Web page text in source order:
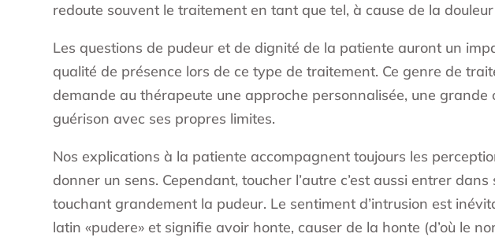
redoute souvent le traitement en tant que tel, à cause de la
Les questions de pudeur et de dignité de la patiente auront un
qualité de présence lors de ce type de traitement. Ce genre de
demande au thérapeute une approche personnalisée, une
guérison avec ses propres limites.
Nos explications à la patiente accompagnent toujours les
donner un sens. Cependant, toucher l’autre c’est aussi entrer
touchant grandement la pudeur. Le sentiment d’intrusion est
latin «pudere» et signifie avoir honte, causer de la honte (d’où le